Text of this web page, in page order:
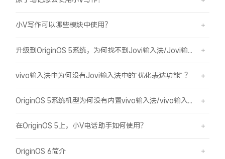
小V写作可以哪些模块中使用？
vivo输入法中为何没有Jovi输入法中的“优化表达功能” ？
在OriginOS 5上，小V电话助手如何使用？
OriginOS 6简介